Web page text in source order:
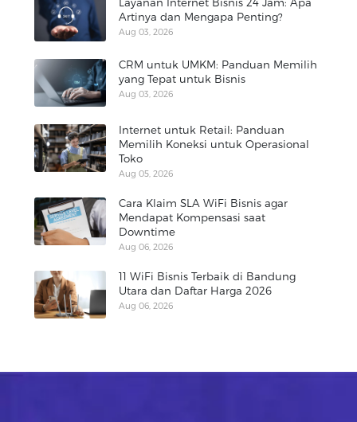
Layanan Internet Bisnis 24 Jam: Apa
Artinya dan Mengapa Penting?
Aug 03, 2026
CRM untuk UMKM: Panduan Memilih
yang Tepat untuk Bisnis
Aug 03, 2026
Internet untuk Retail: Panduan
Memilih Koneksi untuk Operasional
Toko
Aug 05, 2026
Cara Klaim SLA WiFi Bisnis agar
Mendapat Kompensasi saat
Downtime
Aug 06, 2026
11 WiFi Bisnis Terbaik di Bandung
Utara dan Daftar Harga 2026
Aug 06, 2026